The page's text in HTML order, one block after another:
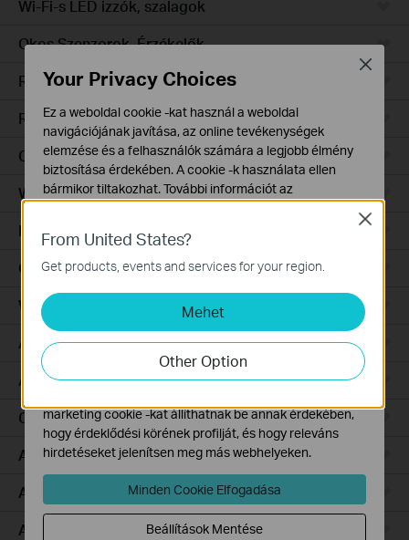
Wi-Fi-s LED izzók, szalagok
Okos Szenzorok, Érzékelők
Robotporszívók
Robotporszívó tartozékok
Ceiling Mount
Wall Plate
Desktop
Outdoor
Wireless Bridge
Aggregation
Access
Campus
Access Pro
Access Plus
Access Max
From United States?
Get products, events and services for your region.
Mehet
Other Option
Close
Your Privacy Choices
Ez a weboldal cookie -kat használ a weboldal
navigációjának javítása, az online tevékenységek
elemzése és a felhasználók számára a legjobb élmény
biztosítása érdekében. A cookie -k használata ellen
bármikor tiltakozhat. További információt az
Alap Cookie-k
Ezek a cookie -k a webhely működéséhez szükségesek,
és nem tilthatók le a rendszereiben.
Marketing és Elemző Cookie-k
Az elemző cookie -k lehetővé teszik számunkra, hogy
elemezzük weboldalunkon végzett tevékenységeit, hogy
javítsuk és módosítsuk webhelyünk működését.
marketing cookie -kat állíthatnak be annak érdekében,
hogy érdeklődési körének profilját, és hogy releváns
hirdetéseket jelenítsen meg más webhelyeken.
Minden Cookie Elfogadása
Beállítások Mentése
Close